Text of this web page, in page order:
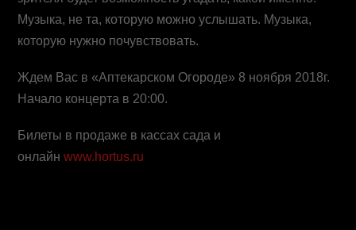
Музыка, не та, которую можно услышать. Музыка,
которую нужно почувствовать.
Ждем Вас в «Аптекарском Огороде» 8 ноября 2018г.
Начало концерта в 20:00.
Билеты в продаже в кассах сада и
онлайнwww.hortus.ru